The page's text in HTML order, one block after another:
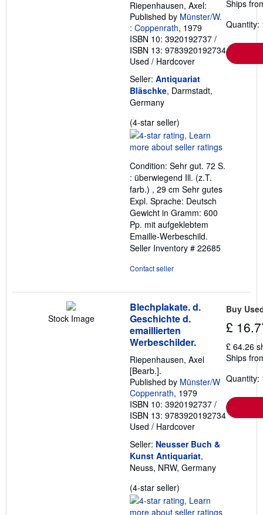
Riepenhausen, Axel:
Published by Münster/W.
: Coppenrath, 1979
ISBN 10: 3920192737 /
ISBN 13: 9783920192734
Used / Hardcover
Seller: Antiquariat
Bläschke, Darmstadt,
Germany
(4-star seller)
rating
4
of
5
stars
Condition: Sehr gut. 72 S.
: überwiegend Ill. (z.T.
farb.) , 29 cm Sehr gutes
Expl. Sprache: Deutsch
Gewicht in Gramm: 600
Pp. mit aufgeklebtem
Emaille-Werbeschild.
Seller Inventory # 22685
Contact seller
Ships
Quantity:
Stock Image
Blechplakate. d.
Geschichte d.
emaillierten
Werbeschilder.
Riepenhausen, Axel
[Bearb.].
Published by Münster/W
Coppenrath, 1979
ISBN 10: 3920192737 /
ISBN 13: 9783920192734
Used / Hardcover
Seller: Neusser Buch &
Kunst Antiquariat,
Neuss, NRW, Germany
(4-star seller)
rating
4
Buy
£
£ 64.26
Ships
Quantity: